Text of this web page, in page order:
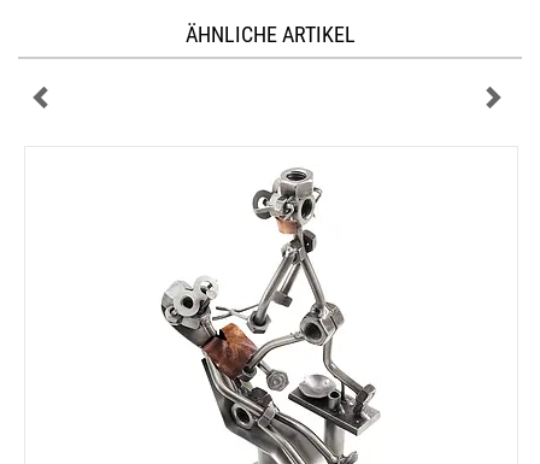
ÄHNLICHE ARTIKEL